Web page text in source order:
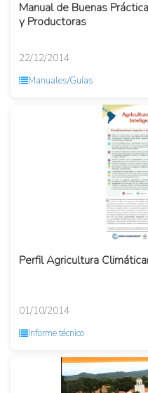
Manual de Buenas
y Productoras
22/12/2014
Manuales/Guías
Perfil Agricultura
01/10/2014
Informe técnico